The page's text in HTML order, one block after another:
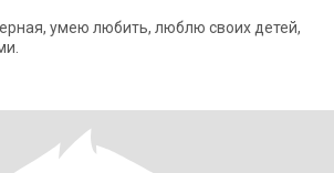
умею любить, люблю своих детей,